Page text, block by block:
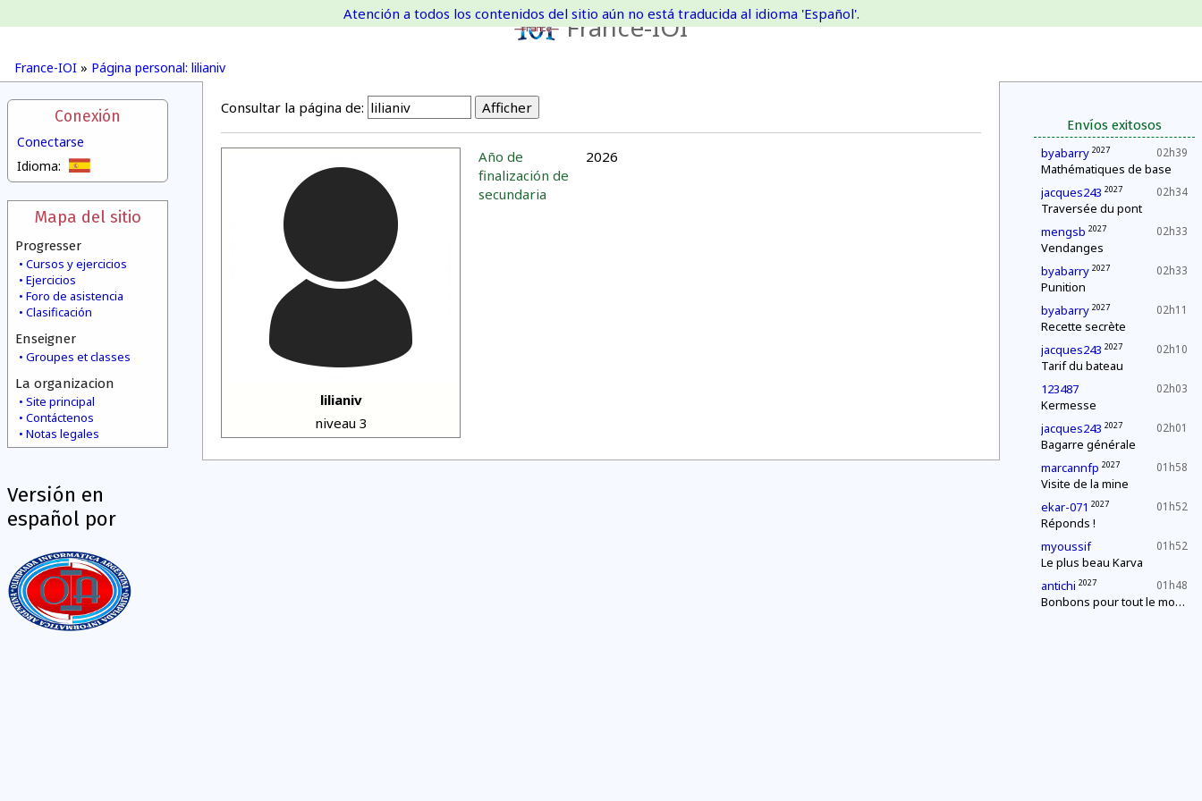
France-IOI
France-IOI » Página personal: lilianiv
Atención a todos los contenidos del sitio aún no está traducida al idioma 'Español'.
Conexión
Conectarse
Idioma:
Mapa del sitio
Progresser
Cursos y ejercicios
Ejercicios
Foro de asistencia
Clasificación
Enseigner
Groupes et classes
La organizacion
Site principal
Contáctenos
Notas legales
Versión en
español por
Envíos exitosos
02h39
byabarry 2027
Mathématiques de base
02h34
jacques243 2027
Traversée du pont
02h33
mengsb 2027
Vendanges
02h33
byabarry 2027
Punition
02h11
byabarry 2027
Recette secrète
02h10
jacques243 2027
Tarif du bateau
02h03
123487
Kermesse
02h01
jacques243 2027
Bagarre générale
01h58
marcannfp 2027
Visite de la mine
01h52
ekar-071 2027
Réponds !
01h52
myoussif
Le plus beau Karva
01h48
antichi 2027
Bonbons pour tout le monde !
Consultar la página de:
lilianiv
niveau 3
Año de
finalización de
secundaria
2026